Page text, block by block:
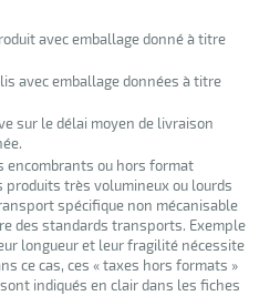
avec emballage donné à titre
avec emballage données à titre
sur le délai moyen de livraison
encombrants ou hors format
très volumineux ou lourds
spécifique non mécanisable
des standards transports. Exemple
longueur et leur fragilité nécessite
ce cas, ces « taxes hors formats »
indiqués en clair dans les fiches